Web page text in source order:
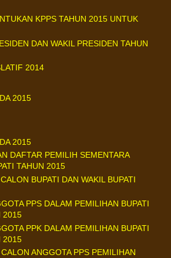
KPPS TAHUN 2015 UNTUK
DAN WAKIL PRESIDEN TAHUN
2014
2015
2015
DAFTAR PEMILIH SEMENTARA
TAHUN 2015
BUPATI DAN WAKIL BUPATI
PPS DALAM PEMILIHAN BUPATI
2015
PPK DALAM PEMILIHAN BUPATI
2015
ANGGOTA PPS PEMILIHAN